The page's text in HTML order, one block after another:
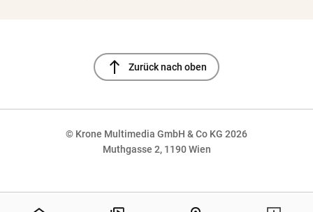
north Zurück nach oben
© Krone Multimedia GmbH & Co KG 2026
Muthgasse 2, 1190 Wien
NaN%